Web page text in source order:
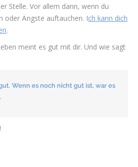
Stelle. Vor allem dann, wenn du
oder Ängste auftauchen. Ich kann dich
.
meint es gut mit dir. Und wie sagt
Wenn es noch nicht gut ist, war es